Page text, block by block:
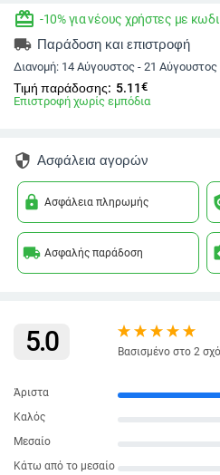
redeem -10% για νέους χρήστες με
local_shipping Παράδοση και επιστροφή
Διανομή: 14 Αύγουστος - 21 Αύγουστος
Τιμή παράδοσης: 5.11€
Επιστροφή χωρίς εμπόδια
security Ασφάλεια αγορών
lock Ασφάλεια πληρωμής
local_shipping Ασφαλής παράδοση
5.0 Βασισμένο στο 2
Άριστα
Καλός
Μεσαίο
Κάτω από το μεσαίο